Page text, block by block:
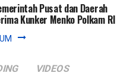
Pusat dan Daerah
Kunker Menko Polkam RI
VIDEOS